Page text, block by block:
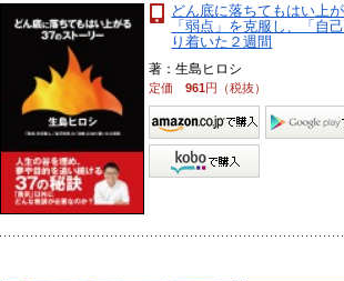
どん底に落ちてもはい上
「弱点」を克服し、「自
り着いた２週間
著：生島ヒロシ
定価961円（税抜）